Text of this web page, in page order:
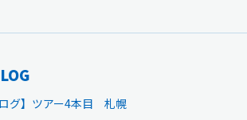
ログ】ツアー4本目 札幌